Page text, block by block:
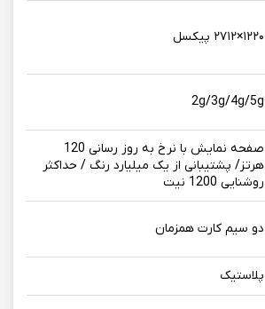
۱۲۲۰×۲۷۱۲ پیکسل
2g/3g/4g/5g
صفحه نمایش با نرخ به روز رسانی 120
هرتز/ پشتیبانی از یک میلیارد رنگ / حداکثر
روشنایی 1200 نیت
دو سیم کارت همزمان
پلاستیک